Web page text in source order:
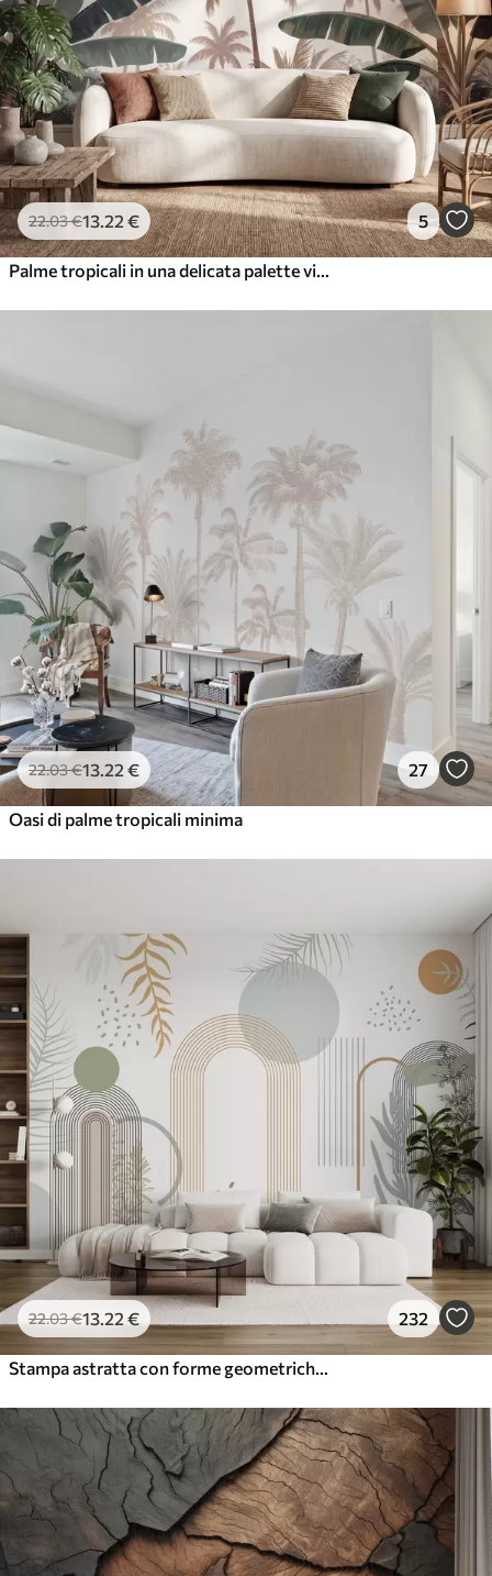
22.03€13 .22 € 5
22.03€13 .22 € 27
Oasi di palme tropicali minima
22.03€13 .22 € 232